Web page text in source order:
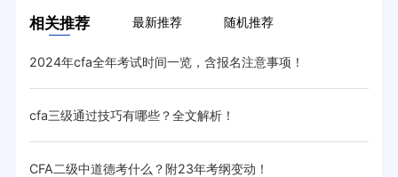
相关推荐 最新推荐 随机推荐
2024年cfa全年考试时间一览，含报名注意事项！
cfa三级通过技巧有哪些？全文解析！
CFA二级中道德考什么？附23年考纲变动！